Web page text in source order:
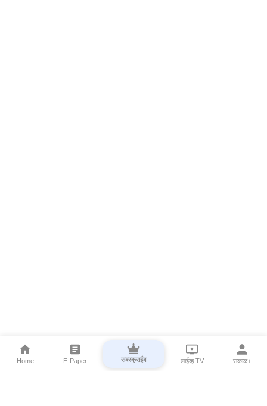
Home E-Paper सबस्क्राईब लाईव्ह TV सकाळ+